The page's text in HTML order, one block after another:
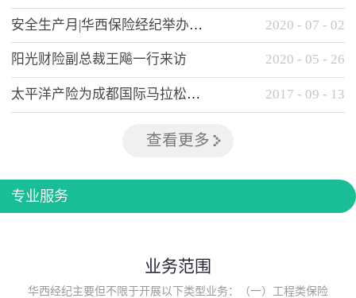
午，华西金控第一党支部举办了“学
党史、知党情、...
安全生产月|华西保险经纪举办应急消防安全知识培训 2020 - 07 - 02
阳光财险副总裁王飚一行来访 2020 - 05 - 26
太平洋产险为成都国际马拉松提供全方位保险保障 2017 - 09 - 13
查看更多
专业服务
业务范围
华西经纪主要但不限于开展以下类型业务：（一）工程类保险